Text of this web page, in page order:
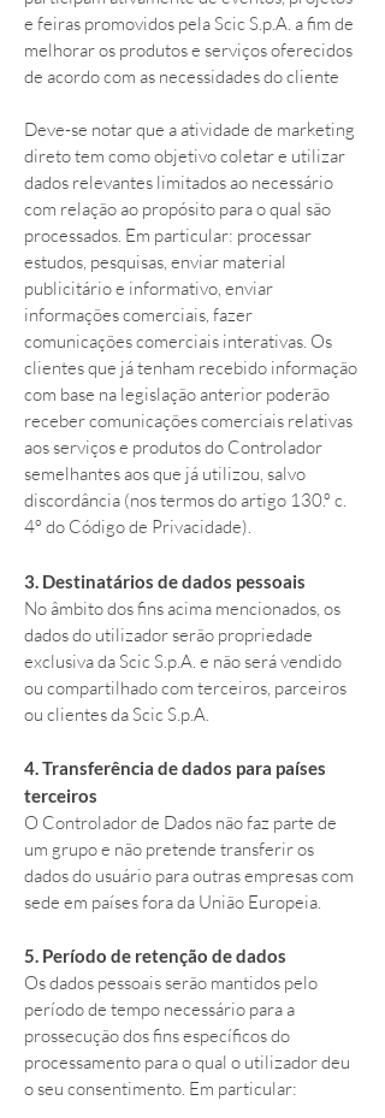
e feiras promovidos pela Scic S.p.A. a fim de
melhorar os produtos e serviços oferecidos
de acordo com as necessidades do cliente
Deve-se notar que a atividade de marketing
direto tem como objetivo coletar e utilizar
dados relevantes limitados ao necessário
com relação ao propósito para o qual são
processados. Em particular: processar
estudos, pesquisas, enviar material
publicitário e informativo, enviar
informações comerciais, fazer
comunicações comerciais interativas. Os
clientes que já tenham recebido informação
com base na legislação anterior poderão
receber comunicações comerciais relativas
aos serviços e produtos do Controlador
semelhantes aos que já utilizou, salvo
discordância (nos termos do artigo 130.º c.
4º do Código de Privacidade).
3. Destinatários de dados pessoais
No âmbito dos fins acima mencionados, os
dados do utilizador serão propriedade
exclusiva da Scic S.p.A. e não será vendido
ou compartilhado com terceiros, parceiros
ou clientes da Scic S.p.A.
4. Transferência de dados para países
terceiros
O Controlador de Dados não faz parte de
um grupo e não pretende transferir os
dados do usuário para outras empresas com
sede em países fora da União Europeia.
5. Período de retenção de dados
Os dados pessoais serão mantidos pelo
período de tempo necessário para a
prossecução dos fins específicos do
processamento para o qual o utilizador deu
o seu consentimento. Em particular: